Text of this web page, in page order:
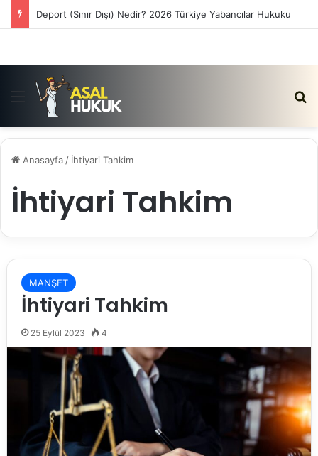
Deport (Sınır Dışı) Nedir? 2026 Türkiye Yabancılar Hukuku
Menü
Anasayfa / İhtiyari Tahkim
İhtiyari Tahkim
MANŞET
İhtiyari Tahkim
25 Eylül 2023 4